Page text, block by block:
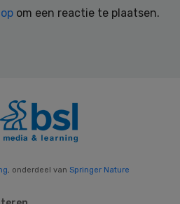
om een reactie te plaatsen.
, onderdeel van Springer Nature